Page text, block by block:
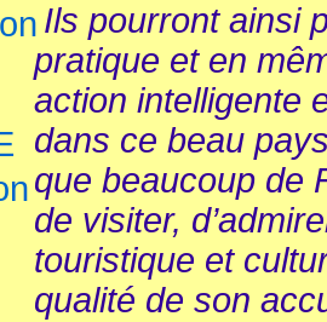
Ils pourront ainsi
pratique et en
action intelligente
dans ce beau
que beaucoup de
de visiter,
touristique et
qualité de son